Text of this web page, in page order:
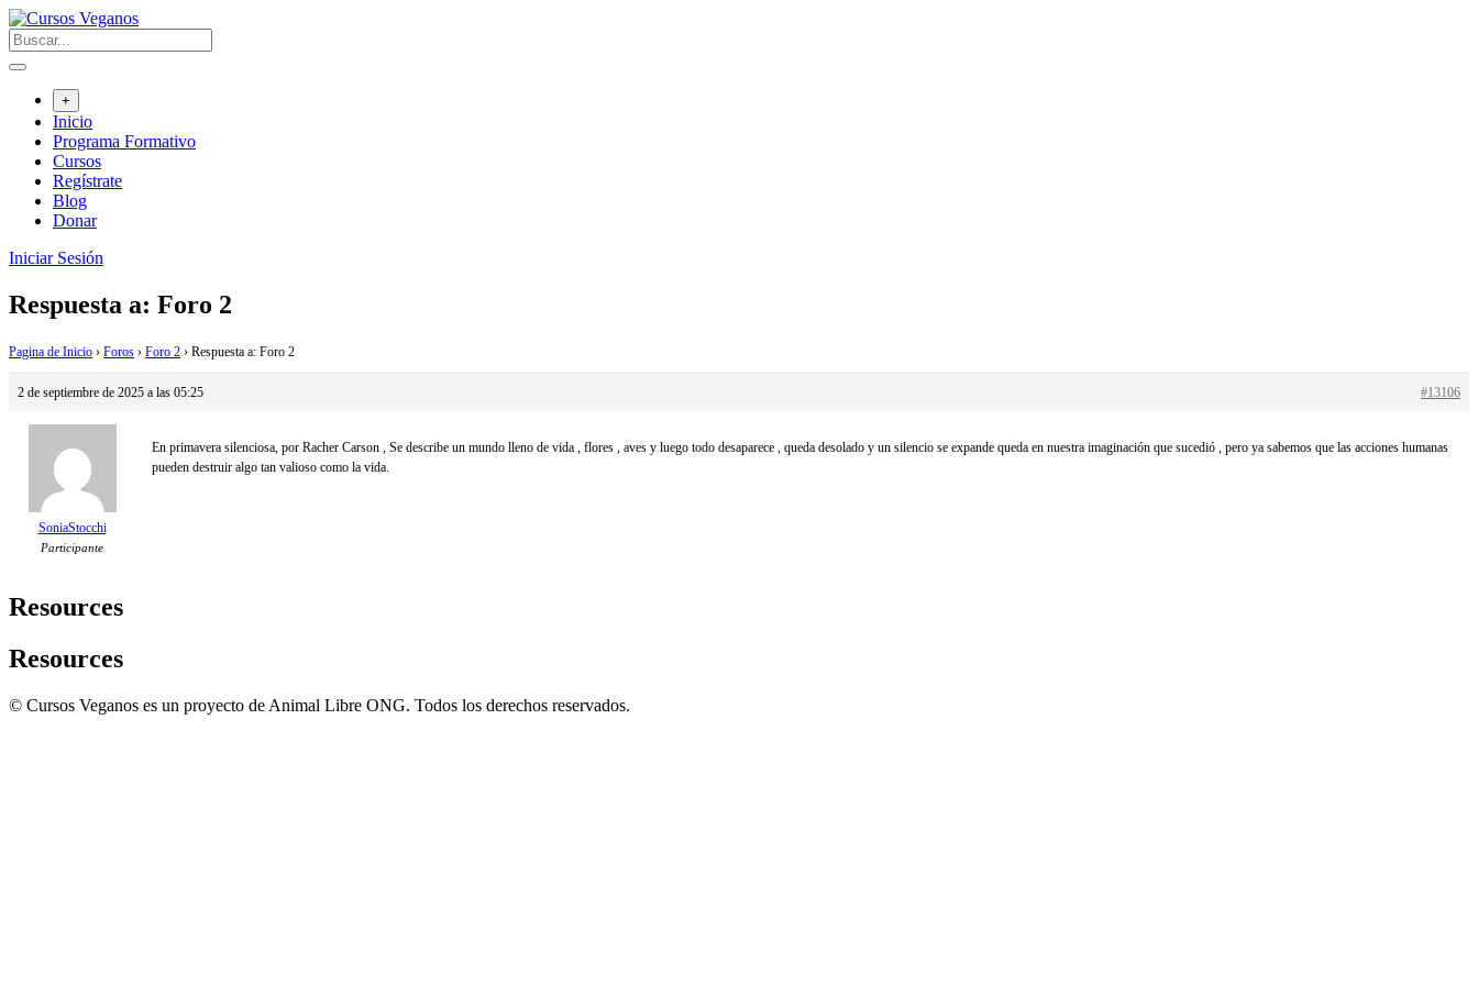
Saltar
al
contenido
+
Inicio
Programa Formativo
Cursos
Regístrate
Blog
Donar
Iniciar Sesión
Respuesta a: Foro 2
Pagina de Inicio › Foros › Foro 2 › Respuesta a: Foro 2
2 de septiembre de 2025 a las 05:25 #13106
SoniaStocchi
Participante
En primavera silenciosa, por Racher Carson , Se describe un mundo lleno de vida , flores , aves y luego todo desaparece , queda desolado y un silencio se expande queda en nuestra imaginación que sucedió , pero ya sabemos que las acciones humanas
pueden destruir algo tan valioso como la vida.
Resources
Resources
© Cursos Veganos es un proyecto de Animal Libre ONG. Todos los derechos reservados.